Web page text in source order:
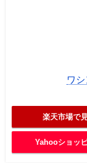
ワ
楽天市場で
Yahooショッ